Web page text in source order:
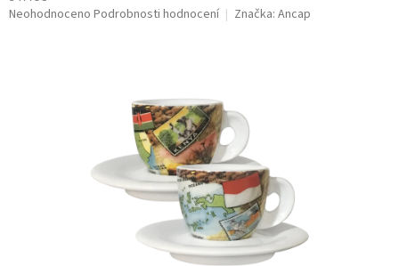
Průměrné
Neohodnoceno Podrobnosti hodnocení Značka: Ancap